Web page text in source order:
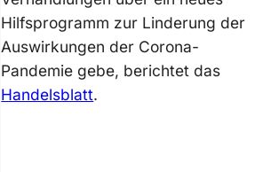
Hilfsprogramm zur Linderung der
Auswirkungen der Corona-
Pandemie gebe, berichtet das
Handelsblatt.